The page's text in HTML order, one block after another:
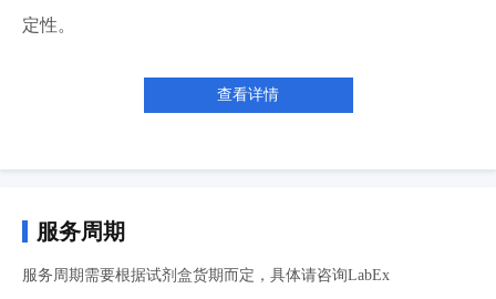
定性。
查看详情
服务周期
服务周期需要根据试剂盒货期而定，具体请咨询LabEx